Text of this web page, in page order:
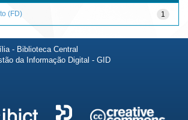
1
(FD)
- Biblioteca Central
da Informação Digital - GID